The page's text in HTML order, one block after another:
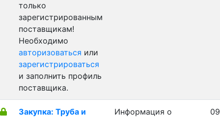
только
зарегистрированным
поставщикам!
Необходимо
авторизоваться или
зарегистрироваться
и заполнить профиль
поставщика.
Закупка: Труба и
Информация о